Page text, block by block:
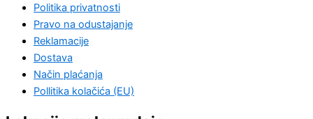
Politika privatnosti
Pravo na odustajanje
Reklamacije
Dostava
Način plaćanja
Pollitika kolačića (EU)